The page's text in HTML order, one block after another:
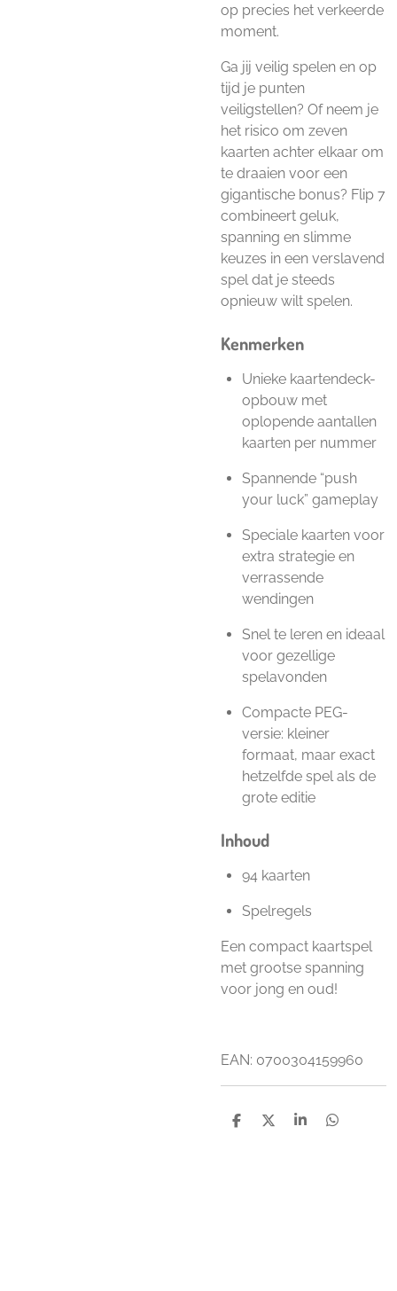
op precies het verkeerde
moment.
Ga jij veilig spelen en op
tijd je punten
veiligstellen? Of neem je
het risico om zeven
kaarten achter elkaar om
te draaien voor een
gigantische bonus? Flip 7
combineert geluk,
spanning en slimme
keuzes in een verslavend
spel dat je steeds
opnieuw wilt spelen.
Kenmerken
Unieke kaartendeck-
opbouw met
oplopende aantallen
kaarten per nummer
Spannende “push
your luck” gameplay
Speciale kaarten voor
extra strategie en
verrassende
wendingen
Snel te leren en ideaal
voor gezellige
spelavonden
Compacte PEG-
versie: kleiner
formaat, maar exact
hetzelfde spel als de
grote editie
Inhoud
94 kaarten
Spelregels
Een compact kaartspel
met grootse spanning
voor jong en oud!
EAN: 0700304159960
D
D
S
D